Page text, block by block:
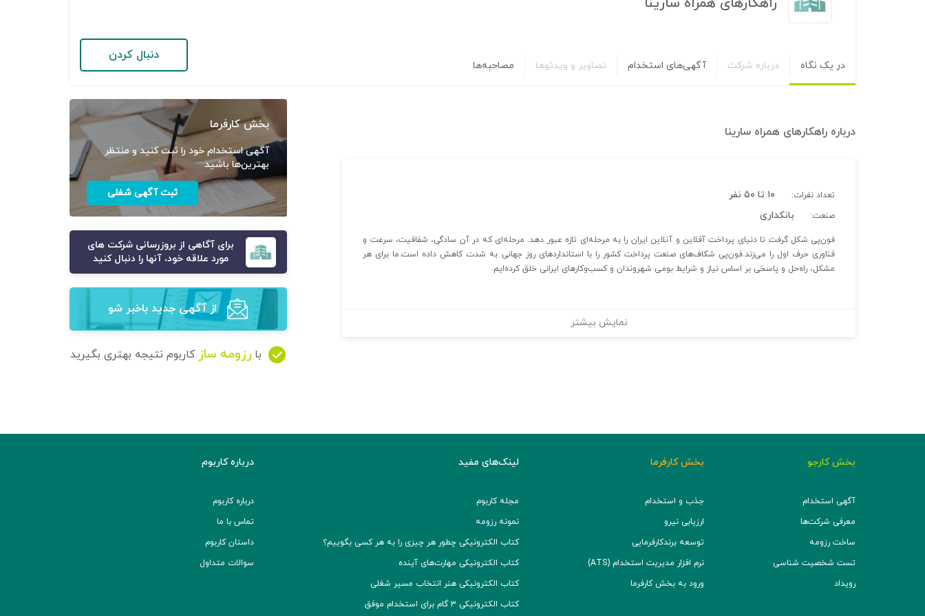
در یک نگاه درباره شرکت آگهی‌های استخدام تصاویر و ویدئوها مصاحبه‌ها
دنبال کردن
درباره راهکارهای همراه سارینا
تعداد نفرات: ۱۰ تا ۵۰ نفر
صنعت: بانکداری
فون‌پی شکل گرفت تا دنیای پرداخت آفلاین و آنلاین ایران را به مرحله‌ای تازه عبور دهد. مرحله‌ای که در آن سادگی، شفافیت، سرعت و
فناوری حرف اول را می‌زند.فون‌پی شکاف‌های صنعت پرداخت کشور را با استانداردهای روز جهانی به شدت کاهش داده است.ما برای هر
مشکل، راه‌حل و پاسخی بر اساس نیاز و شرایط بومی شهروندان و کسب‌وکارهای ایرانی خلق کرده‌ایم.
نمایش بیشتر
بخش کارفرما
آگهی استخدام خود را ثبت کنید و منتظر
بهترین‌ها باشید
ثبت آگهی شغلی
برای آگاهی از بروزرسانی شرکت های
مورد علاقه خود، آنها را دنبال کنید
از آگهی‌ جدید باخبر شو
با رزومه ساز کاربوم نتیجه بهتری بگیرید
بخش کارجو
آگهی استخدام
معرفی شرکت‌ها
ساخت رزومه
تست شخصیت شناسی
رویداد
بخش کارفرما
جذب و استخدام
ارزیابی نیرو
توسعه برند‌کارفرمایی
نرم افزار مدیریت استخدام (ATS)
ورود به بخش کارفرما
لینک‌های مفید
مجله کاربوم
نمونه رزومه
کتاب الکترونیکی چطور هر چیزی را به هر کسی بگوییم؟
کتاب الکترونیکی مهارت‌های آینده
کتاب الکترونیکی هنر انتخاب مسیر شغلی
کتاب الکترونیکی ۳ گام برای استخدام موفق
درباره کاربوم
درباره کاربوم
تماس با ما
داستان کاربوم
سوالات متداول